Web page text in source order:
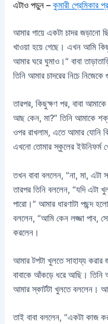
এটাও পড়ুন – কুমারী প্রেমিকার
আমার গায়ে একটা চাদর জড়ানো
খাওয়া হয়ে গেছে। এখন আমি
আমার ঘরে ঘুমাও।” বাবা
তিনি আমার চাদরের নিচে
তারপর, কিছুক্ষণ পর, বাবা
আছ কেন, মা?” তিনি আমাকে
ওপর রাখলাম, এতে আমার যোনি
এখনো তোমার স্কুলের ইউনিফর্ম
তখন বাবা বললেন, “না, মা, এটা
তারপর তিনি বললেন, “যদি এটা
পারো।” আমার ধারণাটা পছন্দ
বললেন, “আমি কেন লজ্জা পাব,
করলেন।
আমার টপটা খুলতে সাহায্য
বাবাকে আঁকড়ে ধরে আছি। তিনি
আমার স্কার্টটা খুলতে বললেন।
তাই বাবা বললেন, “একটা কাজ